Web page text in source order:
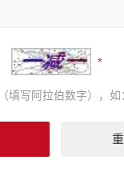
填写阿拉伯数字），如